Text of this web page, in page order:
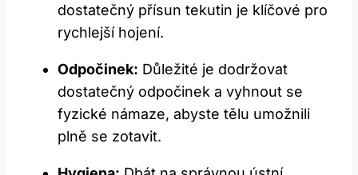
dostatečný přísun tekutin je klíčové pro
rychlejší hojení.
Odpočinek: Důležité je dodržovat
dostatečný odpočinek a vyhnout se
fyzické námaze, abyste tělu⁢ umožnili
plně se zotavit.